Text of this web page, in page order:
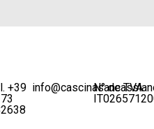
+39
N° de TVA